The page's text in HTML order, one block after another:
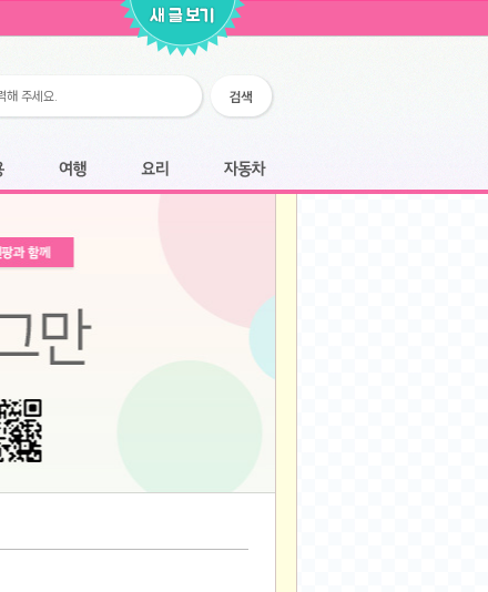
2026-02-25
2026-02-12
2026-02-06
2026-01-28
2026-01-07
2025-11-12
2025-11-12
2025-09-05
2025-08-20